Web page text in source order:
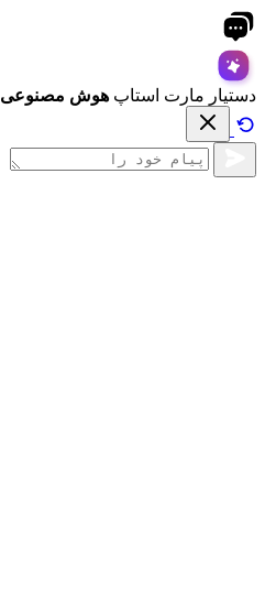
دستیار مارت استاپ هوش مصنوعی